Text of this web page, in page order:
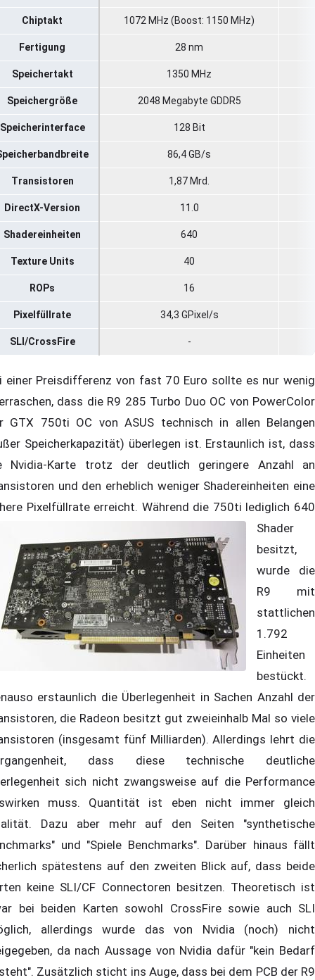
Chiptakt 1072 MHz (Boost: 1150 MHz)
Fertigung 28 nm
Speichertakt 1350 MHz
Speichergröße 2048 Megabyte GDDR5
Speicherinterface 128 Bit
86,4 GB/s
Transistoren 1,87 Mrd.
DirectX-Version 11.0
Shadereinheiten 640
Texture Units 40
ROPs 16
Pixelfüllrate 34,3 GPixel/s
SLI/CrossFire -
einer Preisdifferenz von fast 70 Euro sollte es nur wenig
dass die R9 285 Turbo Duo OC von PowerColor
GTX 750ti OC von ASUS technisch in allen Belangen
Speicherkapazität) überlegen ist. Erstaunlich ist, dass
Nvidia-Karte trotz der deutlich geringere Anzahl an
und den erheblich weniger Shadereinheiten eine
Pixelfüllrate erreicht. Während die 750ti lediglich 640
Shader
besitzt,
wurde die
R9 mit
stattlichen
1.792
Einheiten
bestückt.
erstaunlich die Überlegenheit in Sachen Anzahl der
die Radeon besitzt gut zweieinhalb Mal so viele
(insgesamt fünf Milliarden). Allerdings lehrt die
dass diese technische deutliche
sich nicht zwangsweise auf die Performance
muss. Quantität ist eben nicht immer gleich
Dazu aber mehr auf den Seiten "synthetische
und "Spiele Benchmarks". Darüber hinaus fällt
spätestens auf den zweiten Blick auf, dass beide
keine SLI/CF Connectoren besitzen. Theoretisch ist
bei beiden Karten sowohl CrossFire sowie auch SLI
allerdings wurde das von Nvidia (noch) nicht
da nach Aussage von Nvidia dafür "kein Bedarf
Zusätzlich sticht ins Auge, dass bei dem PCB der R9